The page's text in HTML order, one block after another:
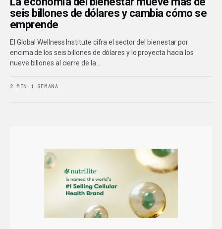
seis billones de dólares y cambia cómo se
emprende
El Global Wellness Institute cifra el sector del bienestar por
encima de los seis billones de dólares y lo proyecta hacia los
nueve billones al cierre de la…
2 MIN · 1 SEMANA